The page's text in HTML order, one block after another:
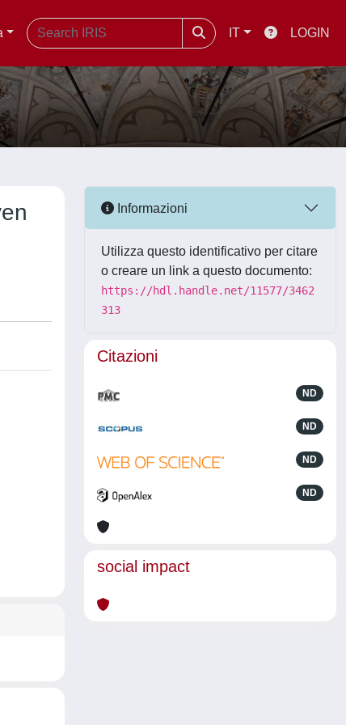
IT LOGIN
Informazioni
Utilizza questo identificativo per citare
o creare un link a questo documento:
https://hdl.handle.net/11577/3462
313
Citazioni
ND
ND
ND
ND
social impact